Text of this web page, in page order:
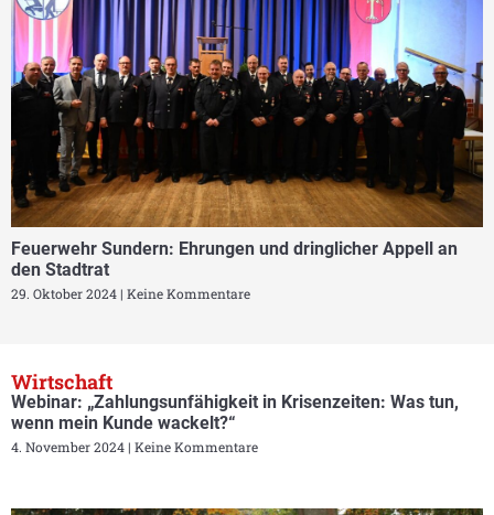
Feuerwehr Sundern: Ehrungen und dringlicher Appell an
den Stadtrat
29. Oktober 2024 Keine Kommentare
Wirtschaft
Webinar: „Zahlungsunfähigkeit in Krisenzeiten: Was tun,
wenn mein Kunde wackelt?“
4. November 2024 Keine Kommentare